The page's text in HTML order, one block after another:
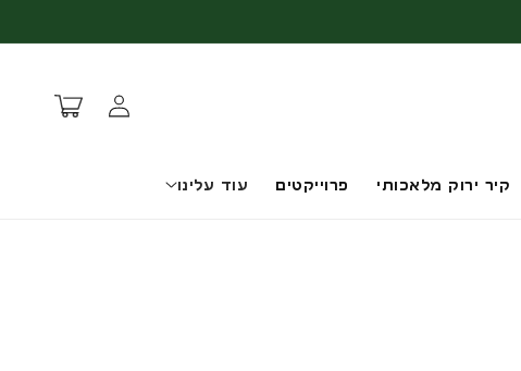
קיר ירוק מלאכותי פרוייקטים עוד עלינו
התחברות
עגלת
קניות